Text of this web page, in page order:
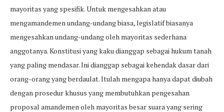
mayoritas yang spesifik. Untuk mengesahkan atau
mengamandemen undang-undang biasa, legislatif biasanya
mengesahkan undang-undang oleh mayoritas sederhana
anggotanya. Konstitusi yang kaku dianggap sebagai hukum tanah
yang paling mendasar. Ini dianggap sebagai kehendak dasar dari
orang-orang yang berdaulat. Itulah mengapa hanya dapat diubah
dengan prosedur khusus yang membutuhkan pengesahan
proposal amandemen oleh mayoritas besar suara yang sering